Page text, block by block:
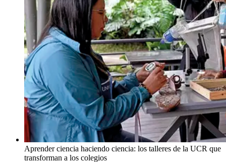
Aprender ciencia haciendo ciencia: los talleres de la UCR que
transforman a los colegios